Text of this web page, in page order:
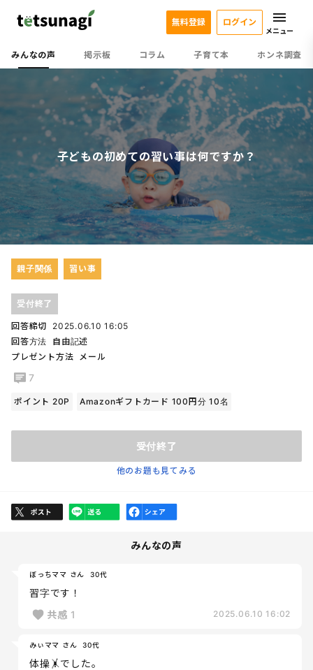
みんなの声 掲示板 コラム 子育て本 ホンネ調査
無料登録 ログイン
メニュー
子どもの初めての習い事は何ですか？
親子関係 習い事
受付終了
回答締切
2025.06.10 16:05
回答方法
自由記述
プレゼント方法
メール
7
ポイント 20P Amazonギフトカード 100円分 10名
受付終了
他のお題も見てみる
みんなの声
ぼっちママ さん 30代
習字です！
共感 1 2025.06.10 16:02
みぃママ さん 30代
体操🤸でした。